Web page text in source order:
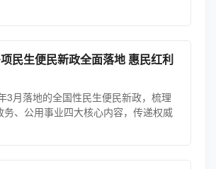
民生便民新政全面落地 惠民红利
3月落地的全国性民生便民新政，梳理
务、公用事业四大核心内容，传递权威